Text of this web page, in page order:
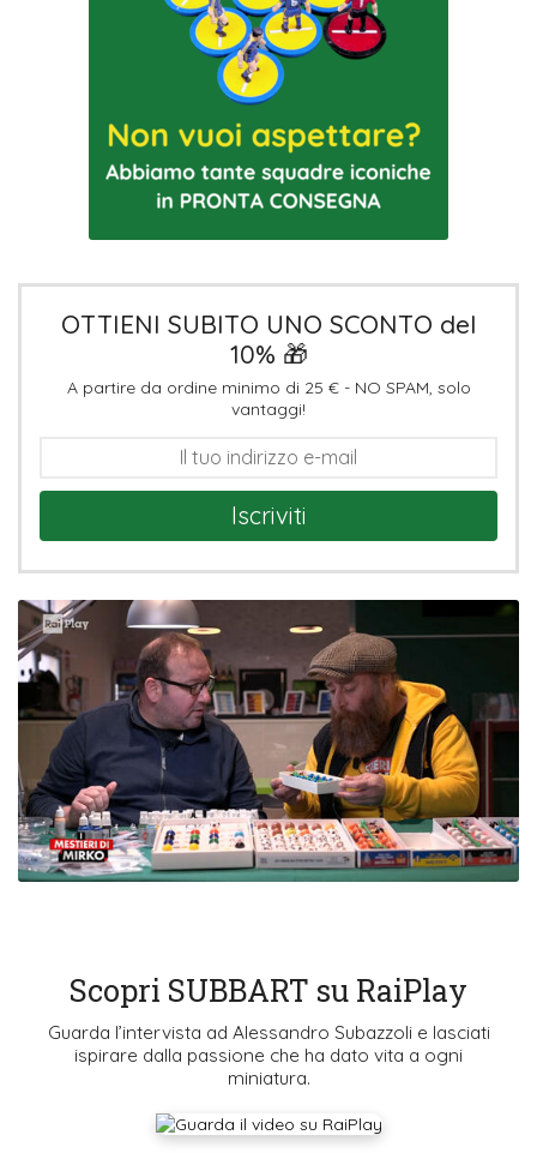
OTTIENI SUBITO UNO SCONTO del
10% 🎁
A partire da ordine minimo di 25 € - NO SPAM, solo
vantaggi!
Iscriviti
Scopri SUBBART su RaiPlay
Guarda l’intervista ad Alessandro Subazzoli e lasciati
ispirare dalla passione che ha dato vita a ogni
miniatura.